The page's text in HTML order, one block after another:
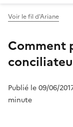
Voir le fil d'Ariane
Comment
Publié le 09/06/
minute